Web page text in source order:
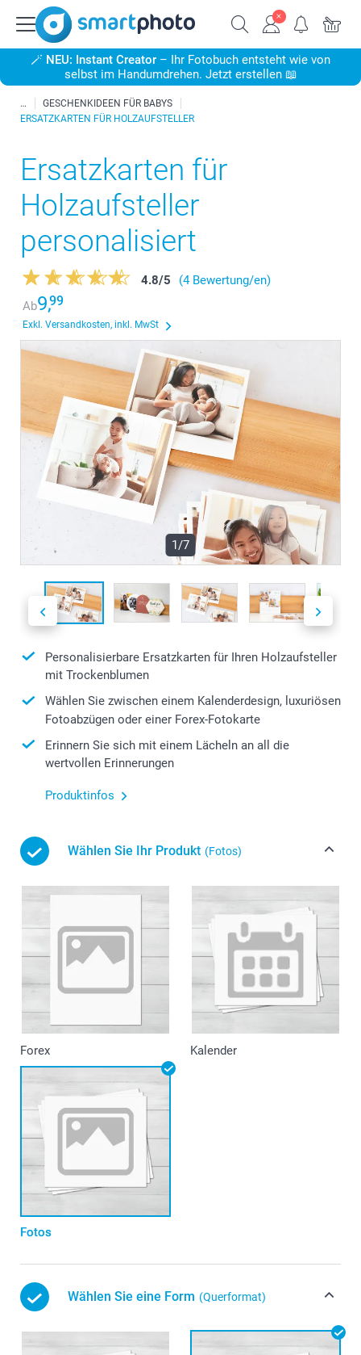
🪄 NEU: Instant Creator – Ihr Fotobuch entsteht wie von
selbst im Handumdrehen. Jetzt erstellen 📖
GESCHENKIDEEN FÜR BABYS
ERSATZKARTEN FÜR HOLZAUFSTELLER
Ersatzkarten für
Holzaufsteller
personalisiert
4.8/5
(4 Bewertung/en)
Ab9,99
Exkl. Versandkosten, inkl. MwSt
1/7
Personalisierbare Ersatzkarten für Ihren Holzaufsteller
mit Trockenblumen
Wählen Sie zwischen einem Kalenderdesign, luxuriösen
Fotoabzügen oder einer Forex-Fotokarte
Erinnern Sie sich mit einem Lächeln an all die
wertvollen Erinnerungen
Produktinfos
Wählen Sie Ihr Produkt (Fotos)
Forex Kalender
Fotos
Wählen Sie eine Form (Querformat)